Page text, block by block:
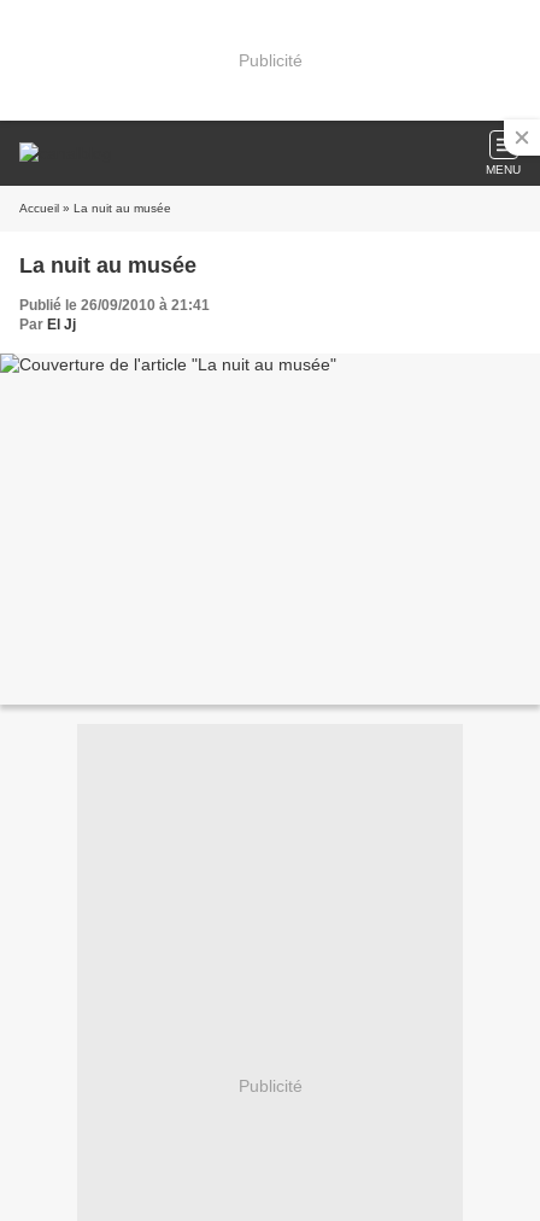
Publicité
MENU
Accueil » La nuit au musée
La nuit au musée
Publié le 26/09/2010 à 21:41
Par El Jj
Publicité